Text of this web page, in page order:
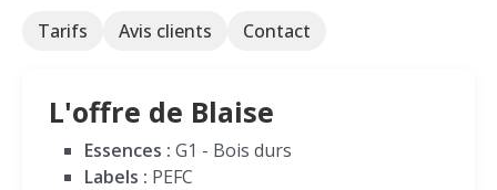
Tarifs Avis clients Contact
L'offre de Blaise
Essences : G1 - Bois durs
Labels : PEFC